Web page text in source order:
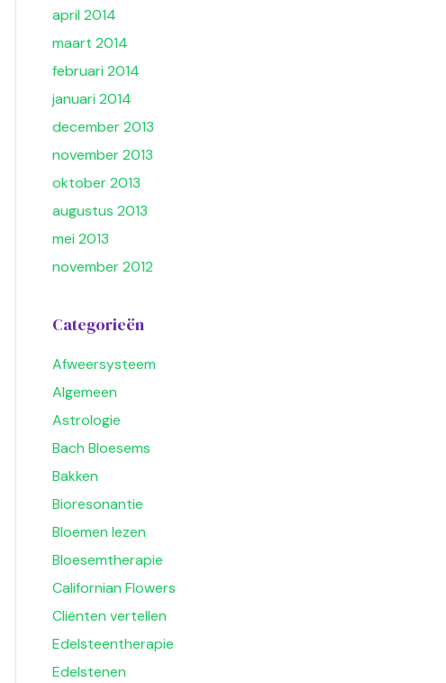
april 2014
maart 2014
februari 2014
januari 2014
december 2013
november 2013
oktober 2013
augustus 2013
mei 2013
november 2012
Categorieën
Afweersysteem
Algemeen
Astrologie
Bach Bloesems
Bakken
Bioresonantie
Bloemen lezen
Bloesemtherapie
Californian Flowers
Cliënten vertellen
Edelsteentherapie
Edelstenen